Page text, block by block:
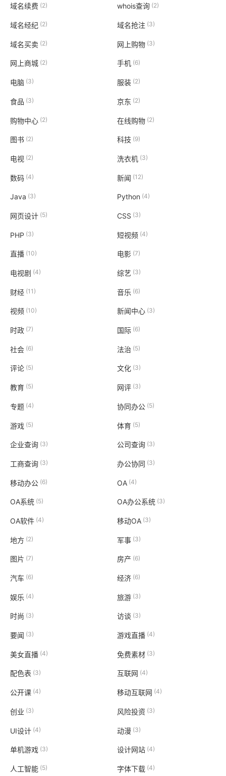
域名续费 (2) whois查询(2)
域名经纪 (2) 域名抢注(3)
域名买卖 (2) 网上购物(3)
网上商城 (2) 手机 (6)
电脑 (3) 服装(2)
食品 (3) 京东 (2)
购物中心 (2) 在线购物(2)
图书 (2) 科技 (9)
电视 (2) 洗衣机 (3)
数码 (4) 新闻 (12)
Java (3) Python (4)
网页设计 (5) CSS (3)
PHP (3) 短视频(4)
直播 (10) 电影 (7)
电视剧 (4) 综艺 (3)
财经 (11) 音乐 (6)
视频 (10) 新闻中心 (3)
时政 (7) 国际(6)
社会 (6) 法治 (5)
评论 (5) 文化 (3)
教育 (5) 网评(3)
专题 (4) 协同办公(5)
游戏 (5) 体育(5)
企业查询 (3) 公司查询(3)
工商查询 (3) 办公协同 (3)
移动办公 (6) OA (4)
OA系统 (5) OA办公系统(3)
OA软件 (4) 移动OA (3)
地方 (2) 军事 (3)
图片 (7) 房产 (6)
汽车 (6) 经济(6)
娱乐 (4) 旅游(3)
时尚 (3) 访谈 (3)
要闻 (3) 游戏直播(4)
美女直播 (4) 免费素材(3)
配色表 (3) 互联网 (4)
公开课 (4) 移动互联网 (4)
创业 (3) 风险投资 (3)
UI设计 (4) 动漫 (3)
单机游戏 (3) 设计网站(4)
人工智能 (5) 字体下载(4)